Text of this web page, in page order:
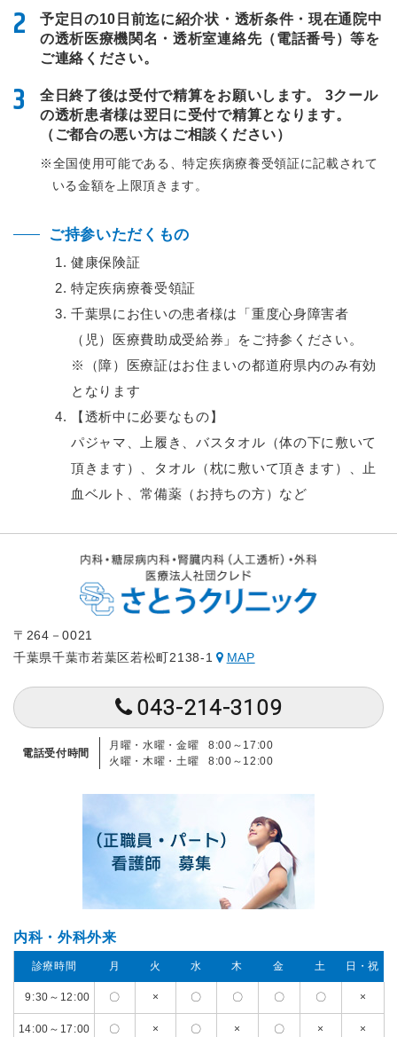
2
予定日の10日前迄に紹介状・透析条件・現在通院中
の透析医療機関名・透析室連絡先（電話番号）等を
ご連絡ください。
3
全日終了後は受付で精算をお願いします。 3クール
の透析患者様は翌日に受付で精算となります。
（ご都合の悪い方はご相談ください）
※全国使用可能である、特定疾病療養受領証に記載されて
いる金額を上限頂きます。
ご持参いただくもの
健康保険証
特定疾病療養受領証
千葉県にお住いの患者様は「重度心身障害者
（児）医療費助成受給券」をご持参ください。
※（障）医療証はお住まいの都道府県内のみ有効
となります
【透析中に必要なもの】
パジャマ、上履き、バスタオル（体の下に敷いて
頂きます）、タオル（枕に敷いて頂きます）、止
血ベルト、常備薬（お持ちの方）など
〒264－0021
千葉県千葉市若葉区若松町2138-1
MAP
043-214-3109
電話受付時間
月曜・水曜・金曜
8:00～17:00
火曜・木曜・土曜
8:00～12:00
内科・外科外来
診療時間 月 火 水 木 金 土 日・祝
9:30～12:00 〇 × 〇 〇 〇 〇 ×
14:00～17:00 〇 × 〇 × 〇 × ×